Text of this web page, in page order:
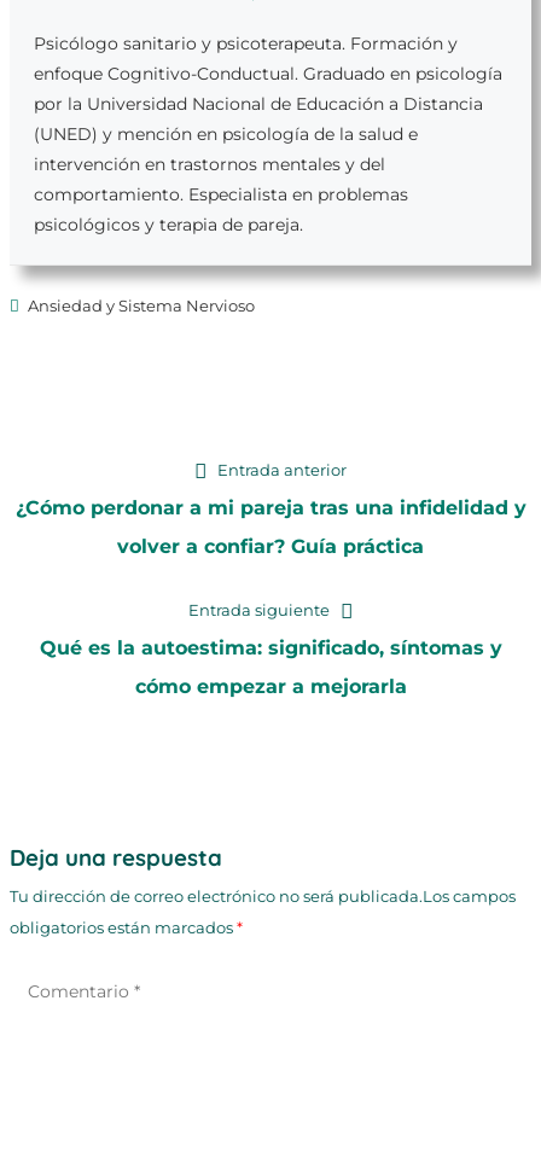
Psicólogo sanitario y psicoterapeuta. Formación y
enfoque Cognitivo-Conductual. Graduado en psicología
por la Universidad Nacional de Educación a Distancia
(UNED) y mención en psicología de la salud e
intervención en trastornos mentales y del
comportamiento. Especialista en problemas
psicológicos y terapia de pareja.
Ansiedad y Sistema Nervioso
de
Entrada anteriorEntrada
anterior:
¿Cómo perdonar a mi pareja tras una infidelidad y
volver a confiar? Guía práctica
Entrada siguiente
Entrada
siguiente:
Qué es la autoestima: significado, síntomas y
cómo empezar a mejorarla
Deja una respuesta
Tu dirección de correo electrónico no será publicada.Los campos
obligatorios están marcados*
Comentario